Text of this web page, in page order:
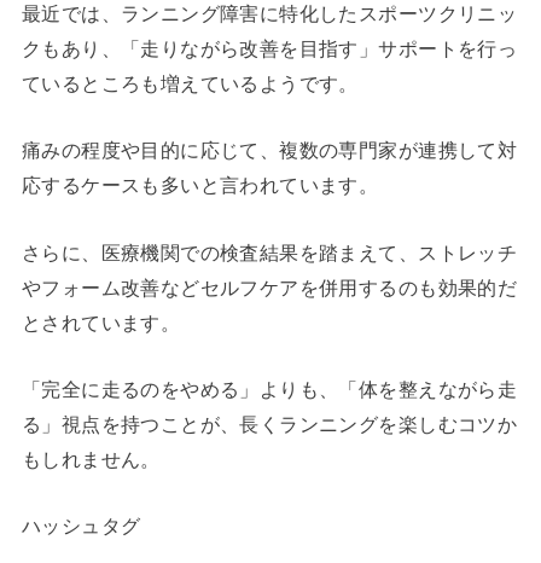
最近では、ランニング障害に特化したスポーツクリニッ
クもあり、「走りながら改善を目指す」サポートを行っ
ているところも増えているようです。
痛みの程度や目的に応じて、複数の専門家が連携して対
応するケースも多いと言われています。
さらに、医療機関での検査結果を踏まえて、ストレッチ
やフォーム改善などセルフケアを併用するのも効果的だ
とされています。
「完全に走るのをやめる」よりも、「体を整えながら走
る」視点を持つことが、長くランニングを楽しむコツか
もしれません。
ハッシュタグ